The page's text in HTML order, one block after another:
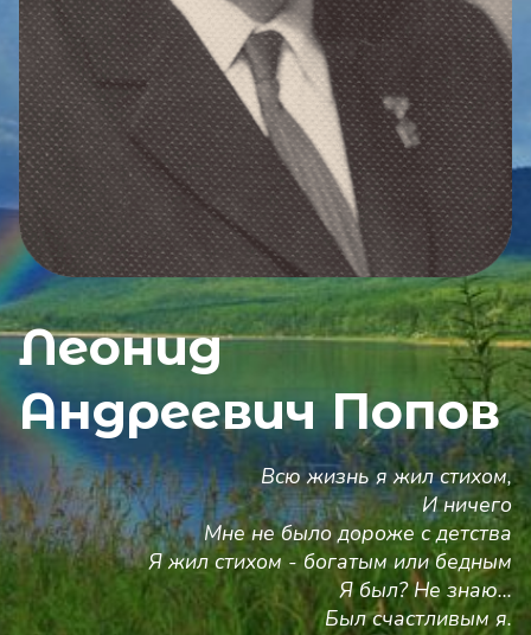
Леонид
Андреевич Попов
Всю жизнь я жил стихом,
И ничего
Мне не было дороже с детства
Я жил стихом - богатым или бедным
Я был? Не знаю...
Был счастливым я.